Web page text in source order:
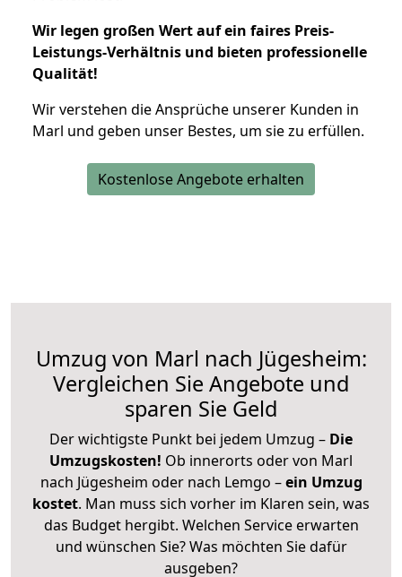
Wir legen großen Wert auf ein faires Preis-
Leistungs-Verhältnis und bieten professionelle
Qualität!
Wir verstehen die Ansprüche unserer Kunden in
Marl und geben unser Bestes, um sie zu erfüllen.
Kostenlose Angebote erhalten
Umzug von Marl nach Jügesheim:
Vergleichen Sie Angebote und
sparen Sie Geld
Der wichtigste Punkt bei jedem Umzug – Die
Umzugskosten! Ob innerorts oder von Marl
nach Jügesheim oder nach Lemgo –ein Umzug
kostet. Man muss sich vorher im Klaren sein, was
das Budget hergibt. Welchen Service erwarten
und wünschen Sie? Was möchten Sie dafür
ausgeben?